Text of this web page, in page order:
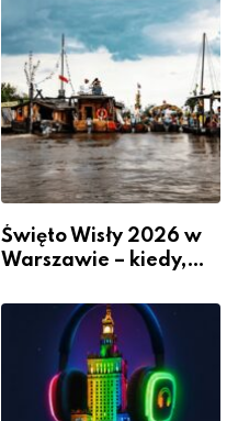
Kosztownego Remontu
Święto Wisły 2026 w
Warszawie – kiedy,
działo 2 sierpnia